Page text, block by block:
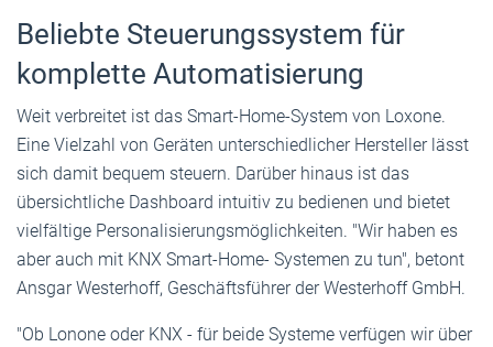
Beliebte Steuerungssystem für
komplette Automatisierung
Weit verbreitet ist das Smart-Home-System von Loxone.
Eine Vielzahl von Geräten unterschiedlicher Hersteller lässt
sich damit bequem steuern. Darüber hinaus ist das
übersichtliche Dashboard intuitiv zu bedienen und bietet
vielfältige Personalisierungsmöglichkeiten. "Wir haben es
aber auch mit KNX Smart-Home- Systemen zu tun", betont
Ansgar Westerhoff, Geschäftsführer der Westerhoff GmbH.
"Ob Lonone oder KNX - für beide Systeme verfügen wir über